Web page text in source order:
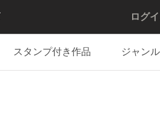
ログ
スタンプ付き作品 ジャン